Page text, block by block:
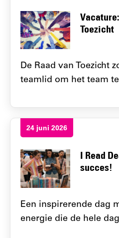
Toezicht
De Raad van Toezicht
teamlid om het team
24 juni 2026
I Read
succes!
Een inspirerende dag
energie die de hele